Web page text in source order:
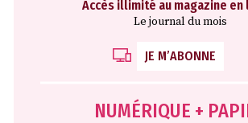
Accès illimité au magazine en
Le journal du mois
JE M’ABONNE
NUMÉRIQUE +